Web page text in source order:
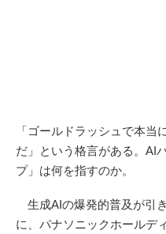
「ゴールドラッシュで本
だ」という格言がある。AI
プ」は何を指すのか。
生成AIの爆発的普及が引
に、パナソニックホールデ